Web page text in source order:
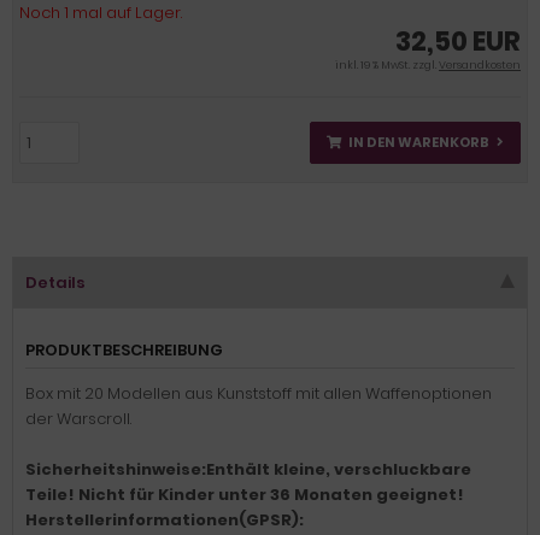
Noch 1 mal auf Lager.
32,50 EUR
inkl. 19 % MwSt. zzgl.Versandkosten
IN DEN WARENKORB
Details
PRODUKTBESCHREIBUNG
Box mit 20 Modellen aus Kunststoff mit allen Waffenoptionen
der Warscroll.
Sicherheitshinweise:Enthält kleine, verschluckbare
Teile! Nicht für Kinder unter 36 Monaten geeignet!
Herstellerinformationen(GPSR):